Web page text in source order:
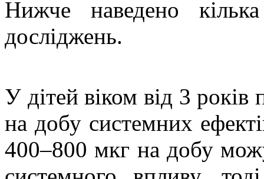
Нижче наведено кілька
досліджень.
У дітей віком від 3 років
на добу системних
400–800 мкг на добу